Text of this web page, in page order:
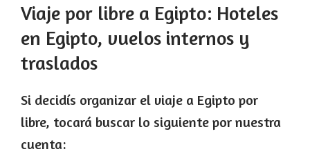
Viaje por libre a Egipto: Hoteles
en Egipto, vuelos internos y
traslados
Si decidís organizar el viaje a Egipto por
libre, tocará buscar lo siguiente por nuestra
cuenta: